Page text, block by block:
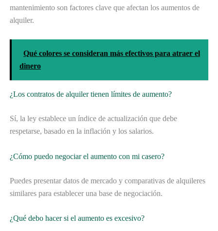
mantenimiento son factores clave que afectan los aumentos de
alquiler.
Qué colores se consideran más efectivos para atraer el
dinero
¿Los contratos de alquiler tienen límites de aumento?
Sí, la ley establece un índice de actualización que debe
respetarse, basado en la inflación y los salarios.
¿Cómo puedo negociar el aumento con mi casero?
Puedes presentar datos de mercado y comparativas de alquileres
similares para establecer una base de negociación.
¿Qué debo hacer si el aumento es excesivo?